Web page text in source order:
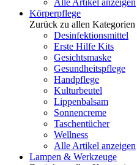
Alle Artikel anzeigen
Körperpflege
Zurück zu allen Kategorien
Desinfektionsmittel
Erste Hilfe Kits
Gesichtsmaske
Gesundheitspflege
Handpflege
Kulturbeutel
Lippenbalsam
Sonnencreme
Taschentücher
Wellness
Alle Artikel anzeigen
Lampen & Werkzeuge